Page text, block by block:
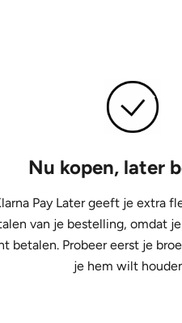
Nu kopen, later
Pay Later geeft je extra
van je bestelling, omdat
betalen. Probeer eerst je
je hem wilt